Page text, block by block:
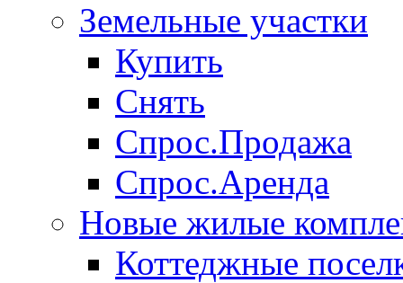
Земельные участки
Купить
Снять
Спрос.Продажа
Спрос.Аренда
Новые жилые
Коттеджные